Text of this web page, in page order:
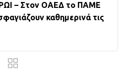
– Στον ΟΑΕΔ το ΠΑΜΕ
καθημερινά τις